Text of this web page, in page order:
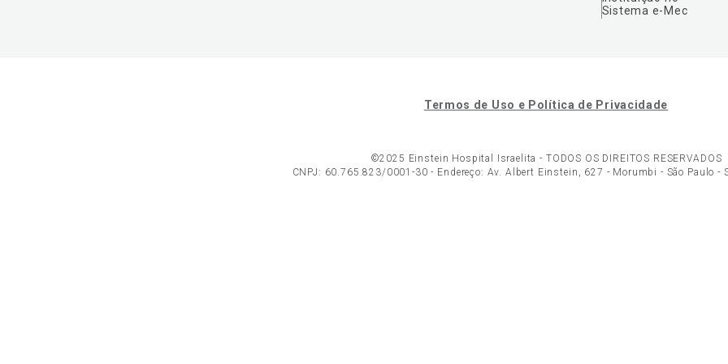
Sistema e-Mec
Termos de Uso e Política de Privacidade
©2025 Einstein Hospital Israelita - TODOS OS DIREITOS RESERVADOS
CNPJ: 60.765.823/0001-30 - Endereço: Av. Albert Einstein, 627 - Morumbi - São Paulo -